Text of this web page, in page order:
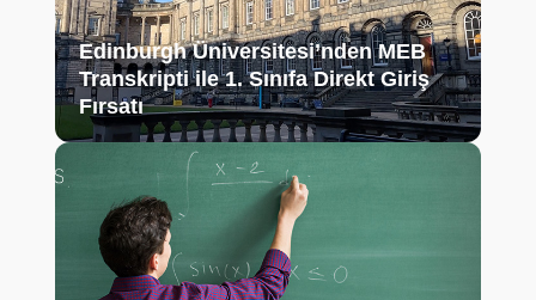
Edinburgh Üniversitesi’nden MEB
Transkripti ile 1. Sınıfa Direkt Giriş
Fırsatı